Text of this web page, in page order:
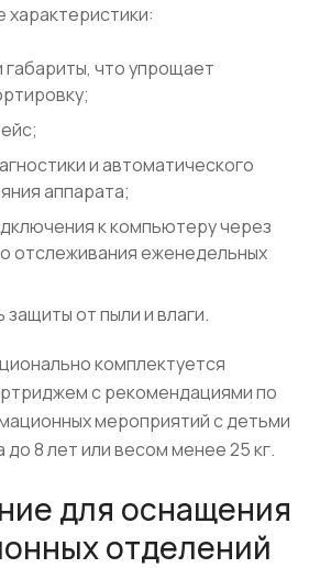
что упрощает
и автоматического
аппарата;
к компьютеру через
отслеживания еженедельных
от пыли и влаги.
комплектуется
с рекомендациями по
мероприятий с детьми
до 8 лет или весом менее 25 кг.
для оснащения
отделений